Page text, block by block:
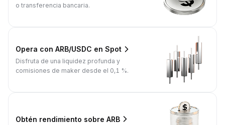
o transferencia bancaria.
Opera con ARB/USDC en Spot
Disfruta de una liquidez profunda y
comisiones de maker desde el 0,1 %.
Obtén rendimiento sobre ARB